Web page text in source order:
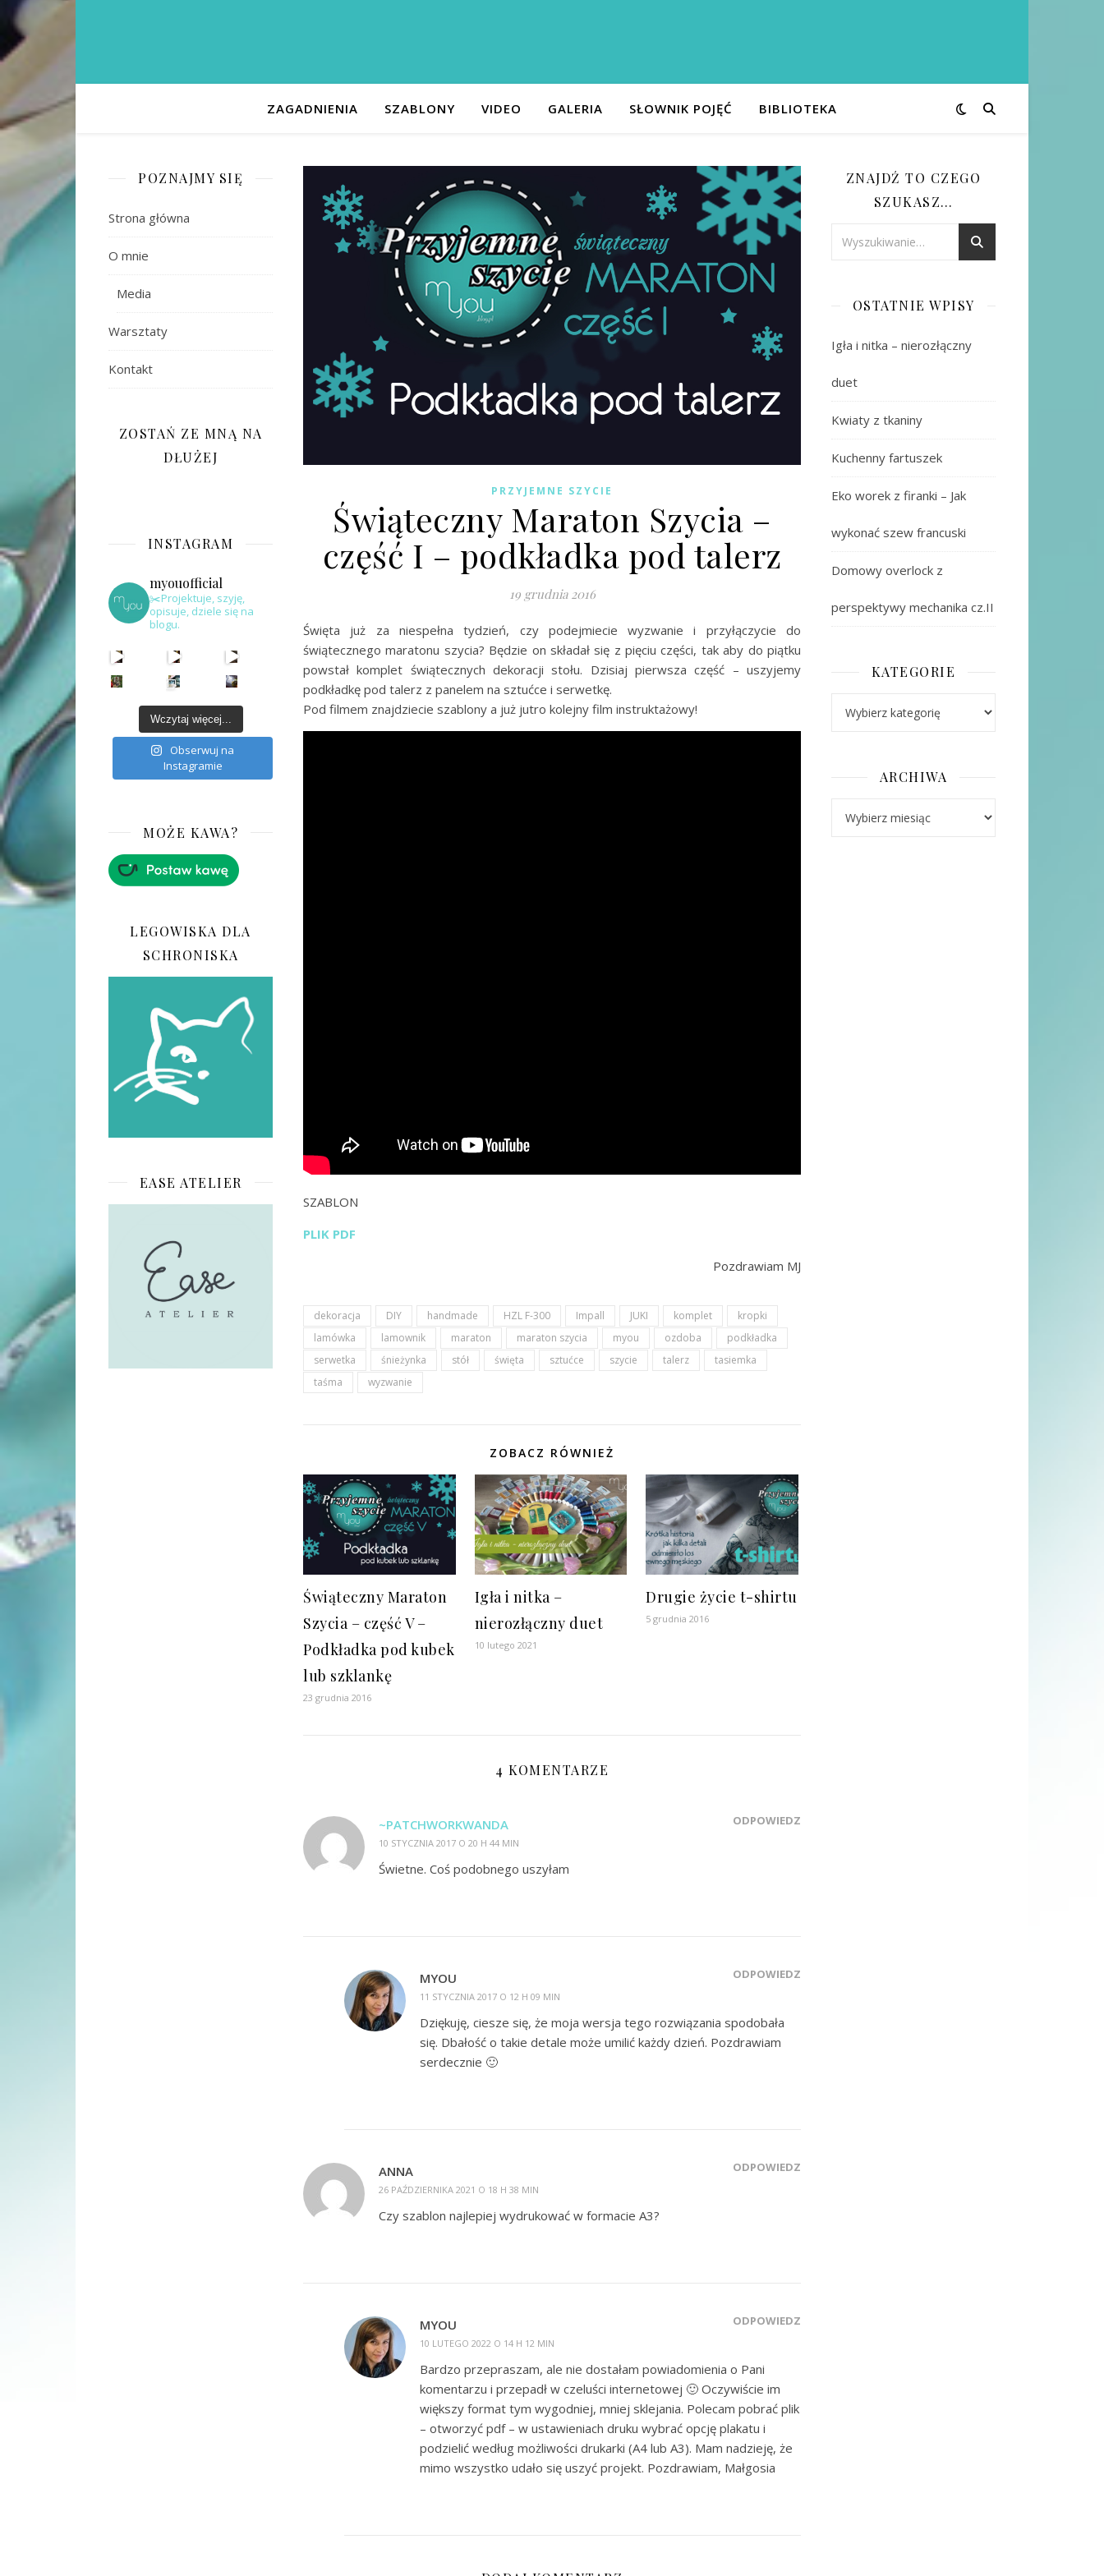
ZAGADNIENIA SZABLONY VIDEO GALERIA SŁOWNIK POJĘĆ BIBLIOTEKA
POZNAJMY SIĘ
Strona główna
O mnie
Media
Warsztaty
Kontakt
ZOSTAŃ ZE MNĄ NA
DŁUŻEJ
INSTAGRAM
myouofficial
✂️Projektuje, szyję,
opisuje, dziele się na
blogu.
Wczytaj więcej...
Obserwuj na
Instagramie
MOŻE KAWA?
LEGOWISKA DLA
SCHRONISKA
EASE ATELIER
PRZYJEMNE SZYCIE
Świąteczny Maraton Szycia –
część I – podkładka pod talerz
19 grudnia 2016
Święta już za niespełna tydzień, czy podejmiecie wyzwanie i przyłączycie do
świątecznego maratonu szycia? Będzie on składał się z pięciu części, tak aby do piątku
powstał komplet świątecznych dekoracji stołu. Dzisiaj pierwsza część – uszyjemy
podkładkę pod talerz z panelem na sztućce i serwetkę.
Pod filmem znajdziecie szablony a już jutro kolejny film instruktażowy!
SZABLON
PLIK PDF
Pozdrawiam MJ
dekoracja DIY handmade HZL F-300 Impall JUKI komplet
kropki
lamówka
lamownik maraton maraton szycia myou ozdoba
podkładka
serwetka
śnieżynka stół święta sztućce szycie talerz
tasiemka
taśma
wyzwanie
ZOBACZ RÓWNIEŻ
Świąteczny Maraton
Szycia – część V –
Podkładka pod kubek
lub szklankę
23 grudnia 2016
Igła i nitka –
nierozłączny duet
10 lutego 2021
Drugie życie t-shirtu
5 grudnia 2016
4 KOMENTARZE
~PATCHWORKWANDA
10 STYCZNIA 2017 O 20 H 44 MIN
ODPOWIEDZ
Świetne. Coś podobnego uszyłam
MYOU
11 STYCZNIA 2017 O 12 H 09 MIN
ODPOWIEDZ
Dziękuję, ciesze się, że moja wersja tego rozwiązania spodobała
się. Dbałość o takie detale może umilić każdy dzień. Pozdrawiam
serdecznie 🙂
ANNA
26 PAŹDZIERNIKA 2021 O 18 H 38 MIN
ODPOWIEDZ
Czy szablon najlepiej wydrukować w formacie A3?
MYOU
10 LUTEGO 2022 O 14 H 12 MIN
ODPOWIEDZ
Bardzo przepraszam, ale nie dostałam powiadomienia o Pani
komentarzu i przepadł w czeluści internetowej 🙂 Oczywiście im
większy format tym wygodniej, mniej sklejania. Polecam pobrać plik
– otworzyć pdf – w ustawieniach druku wybrać opcję plakatu i
podzielić według możliwości drukarki (A4 lub A3). Mam nadzieję, że
mimo wszystko udało się uszyć projekt. Pozdrawiam, Małgosia
ZNAJDŹ TO CZEGO
SZUKASZ…
OSTATNIE WPISY
Igła i nitka – nierozłączny
duet
Kwiaty z tkaniny
Kuchenny fartuszek
Eko worek z firanki – Jak
wykonać szew francuski
Domowy overlock z
perspektywy mechanika cz.II
KATEGORIE
ARCHIWA